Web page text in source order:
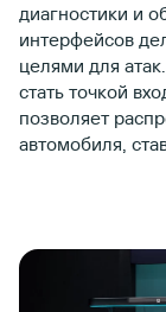
диагностики и
интерфейсов
целями для
стать точкой
позволяет
автомобиля,